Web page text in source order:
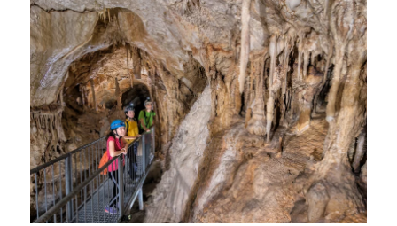
28 de julio de 2026
Hay lugares capaces de sorprendernos incluso
antes de contemplarlos. Basta con saber que
están ahí, ocultos bajo nuestros pies, para
despertar la curiosidad. La Cueva
Leer más >